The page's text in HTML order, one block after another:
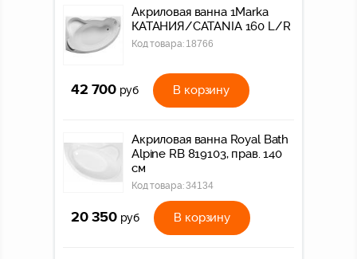
Акриловая ванна 1Marka
КАТАНИЯ/CATANIA 160 L/R
Код товара: 18766
42 700 руб В корзину
Акриловая ванна Royal Bath
Alpine RB 819103, прав. 140
см
Код товара:34134
20 350 руб В корзину